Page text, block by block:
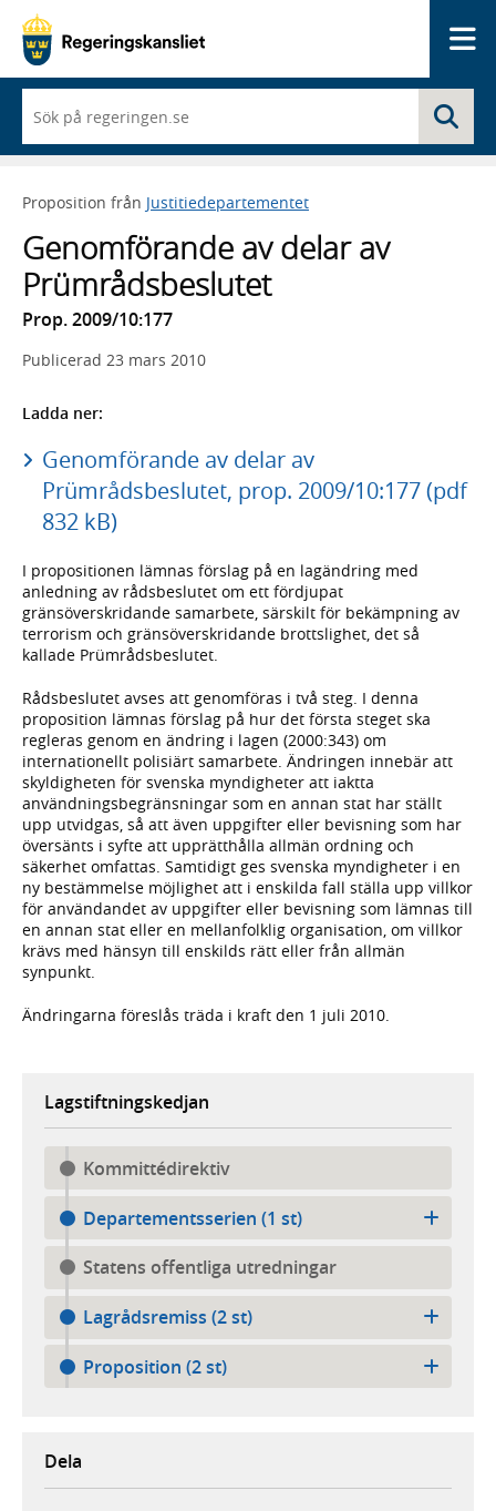
du
börjar
skriva
framträder
lista
med
sökförslag
Proposition från Justitiedepartementet
Genomförande av delar av
Prümrådsbeslutet
Prop. 2009/10:177
Publicerad 23 mars 2010
Ladda ner:
Genomförande av delar av
Prümrådsbeslutet, prop. 2009/10:177 (pdf
832 kB)
I propositionen lämnas förslag på en lagändring med
anledning av rådsbeslutet om ett fördjupat
gränsöverskridande samarbete, särskilt för bekämpning av
terrorism och gränsöverskridande brottslighet, det så
kallade Prümrådsbeslutet.
Rådsbeslutet avses att genomföras i två steg. I denna
proposition lämnas förslag på hur det första steget ska
regleras genom en ändring i lagen (2000:343) om
internationellt polisiärt samarbete. Ändringen innebär att
skyldigheten för svenska myndigheter att iaktta
användningsbegränsningar som en annan stat har ställt
upp utvidgas, så att även uppgifter eller bevisning som har
översänts i syfte att upprätthålla allmän ordning och
säkerhet omfattas. Samtidigt ges svenska myndigheter i en
ny bestämmelse möjlighet att i enskilda fall ställa upp villkor
för användandet av uppgifter eller bevisning som lämnas till
en annan stat eller en mellanfolklig organisation, om villkor
krävs med hänsyn till enskilds rätt eller från allmän
synpunkt.
Ändringarna föreslås träda i kraft den 1 juli 2010.
Lagstiftningskedjan
Kommittédirektiv
Departementsserien (1 st)
Statens offentliga utredningar
Lagrådsremiss (2 st)
Proposition (2 st)
Dela